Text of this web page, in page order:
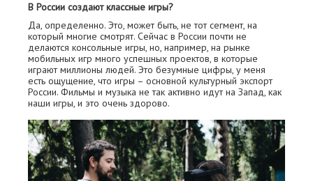
В России создают классные игры?
Да, определенно. Это, может быть, не тот сегмент, на
который многие смотрят. Сейчас в России почти не
делаются консольные игры, но, например, на рынке
мобильных игр много успешных проектов, в которые
играют миллионы людей. Это безумные цифры, у меня
есть ощущение, что игры – основной культурный экспорт
России. Фильмы и музыка не так активно идут на Запад, как
наши игры, и это очень здорово.